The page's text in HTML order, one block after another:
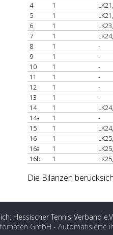
4
1
5
1
6
1
7
1
8
1
-
9
1
-
10
1
-
11
1
-
12
1
-
13
1
-
14
1
14a
1
-
15
1
16
1
16a
1
16b
1
Die Bilanzen
Hessischer Tennis-Verband
GmbH - Automatisierte